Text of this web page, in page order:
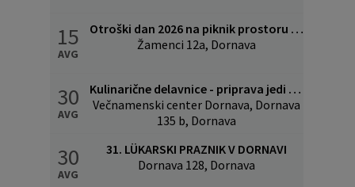
15
AVG
Otroški dan 2026 na piknik prostoru v Žamencih
Žamenci 12a, Dornava
30
AVG
Kulinarične delavnice - priprava jedi povezanih z lükom
Večnamenski center Dornava, Dornava
135 b, Dornava
30
AVG
31. LÜKARSKI PRAZNIK V DORNAVI
Dornava 128, Dornava